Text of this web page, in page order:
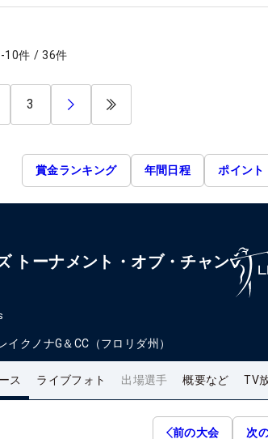
-10件 / 36件
3
賞金ランキング 年間日程 ポイント
トーナメント・オブ・チャン
イクノナG＆CC（フロリダ州）
ス ライブフォト 出場選手 概要など TV
前の大会 次